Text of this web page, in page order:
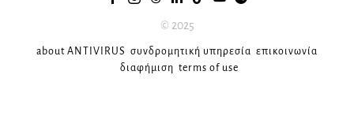
© 2025
about ANTIVIRUS συνδρομητική υπηρεσία επικοινωνία
διαφήμιση terms of use